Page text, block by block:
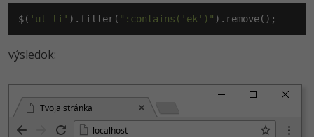
$( 'ul li' ).filter( ":contains('ek')" ).remove();
výsledok:
Tvoja stránka
localhost